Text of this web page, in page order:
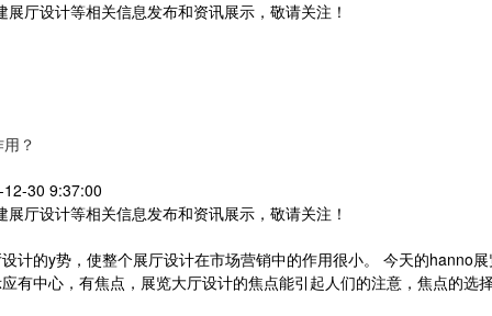
展厅设计等相关信息发布和资讯展示，敬请关注！
？
30 9:37:00
厅设计等相关信息发布和资讯展示，敬请关注！
的y势，使整个展厅设计在市场营销中的作用很小。 今天的hanno
中心，有焦点，展览大厅设计的焦点能引起人们的注意，焦点的选